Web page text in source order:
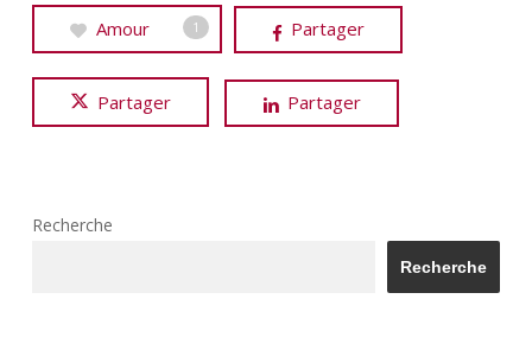
Amour 1 Partager
Partager Partager
Recherche
Recherche